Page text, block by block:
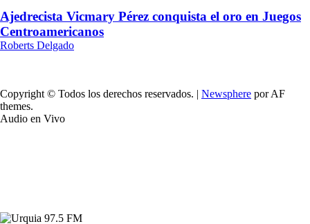
Ajedrecista Vicmary Pérez conquista el oro en Juegos
Centroamericanos
Roberts Delgado
Copyright © Todos los derechos reservados. | Newsphere por AF
themes.
Audio en Vivo